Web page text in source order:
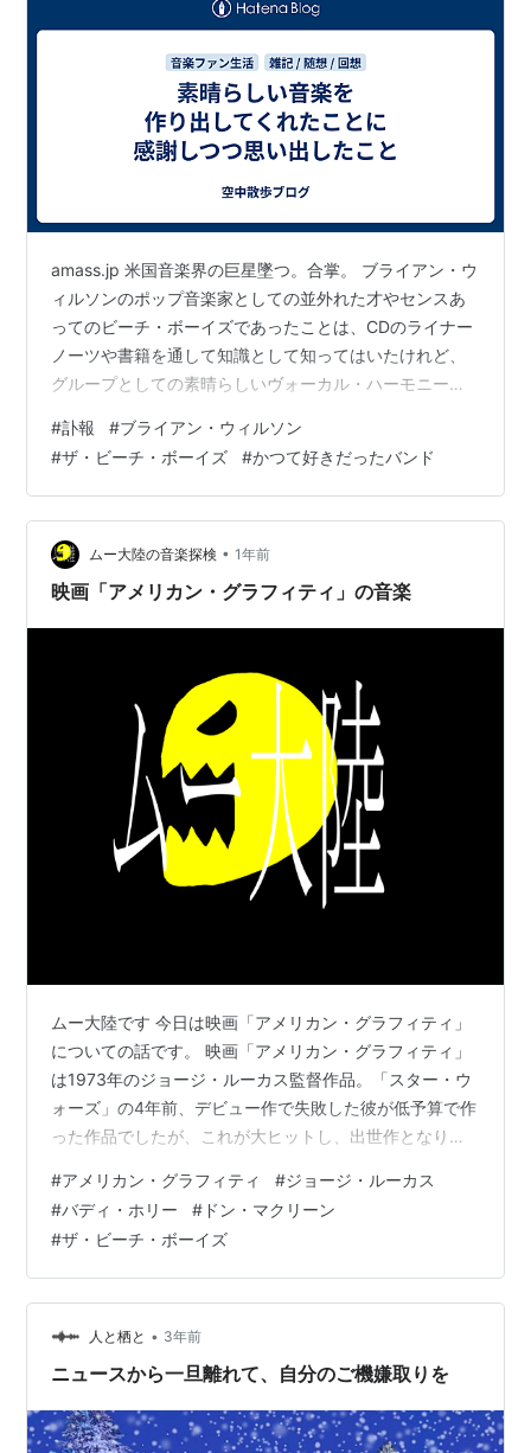
amass.jp 米国音楽界の巨星墜つ。合掌。 ブライアン・ウ
ィルソンのポップ音楽家としての並外れた才やセンスあ
ってのビーチ・ボーイズであったことは、CDのライナー
ノーツや書籍を通して知識として知ってはいたけれど、
グループとしての素晴らしいヴォーカル・ハーモニーや
れたシンガーの集まりであるところが、私がビーチ・ボ
ーイズを好きになった一番の理由であった。ブライアン
の訃報を受け、まず思い出したのがそのことであった。
#訃報 #ブライアン・ウィルソン
#ザ・ビーチ・ボーイズ #かつて好きだったバンド
ムー大陸の音楽探検 • 1年前
映画「アメリカン・グラフィティ」の音楽
ムー大陸です 今日は映画「アメリカン・グラフィティ」
についての話です。 映画「アメリカン・グラフィティ」
は1973年のジョージ・ルーカス監督作品。「スター・ウ
ォーズ」の4年前、デビュー作で失敗した彼が低予算で作
った作品でしたが、これが大ヒットし、出世作となりま
たかも知れません。 映画「アメリカン・グラフィティ」
予告編 www.youtube.com 舞台は1962年のカリフォルニ
アの田舎町。リチャード・ドレイファス扮する主人公は
高校を卒業し、東部の大学へ入学することが決まってい
ます。明日は旅立ちの日。地元での最後の夜を仲間と共
に楽しんでいます。…
#アメリカン・グラフィティ #ジョージ・ルーカス
#バディ・ホリー # ドン・マクリーン
#ザ・ビーチ・ボーイズ
人と栖と • 3年前
ニュースから一旦離れて、自分のご機嫌取りを